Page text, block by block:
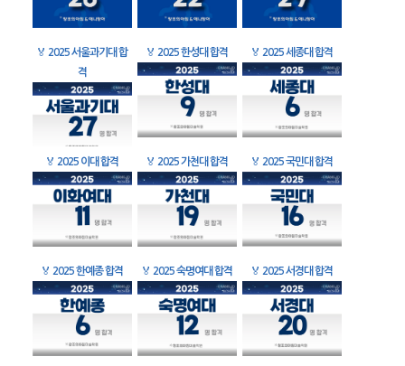
🏅 2025 서울과기대 합
격
🏅 2025 한성대 합격 🏅 2025 세종대 합격
🏅 2025 이대 합격 🏅 2025 가천대 합격 🏅 2025 국민대 합격
🏅 2025 한예종 합격 🏅 2025 숙명여대 합격 🏅 2025 서경대 합격